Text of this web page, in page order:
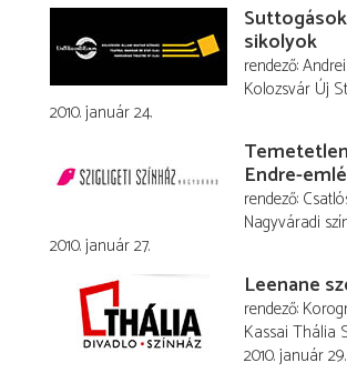
sikolyok
rendező
Kolozsvár Új
2010. január 24.
Endre-
rendező
Nagyváradi
2010. január 27.
Leenane
rendező
Kassai Thália
2010. január 29.